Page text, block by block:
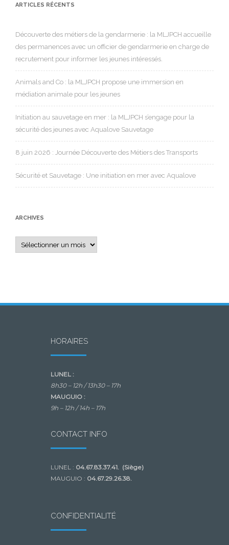
ARTICLES RÉCENTS
Découverte des métiers de la gendarmerie : la MLJPCH accueille
des permanences avec un officier de gendarmerie en charge de
recrutement pour informer les jeunes intéressés.
Animals and Co : la MLJPCH propose une immersion en
médiation animale pour les jeunes
Initiation au sauvetage en mer : la MLJPCH s’engage pour la
sécurité des jeunes avec Aqualove Sauvetage
8 juin 2026 : Journée Découverte des Métiers des Transports
Sécurité et Sauvetage : Une initiation en mer avec Aqualove
ARCHIVES
Archives
HORAIRES
LUNEL :
8h30 – 12h /13h30 – 17h
MAUGUIO :
9h – 12h /14h – 17h
CONTACT INFO
LUNEL : 04.67.83.37.41. (Siège)
MAUGUIO : 04.67.29.26.38.
CONFIDENTIALITÉ